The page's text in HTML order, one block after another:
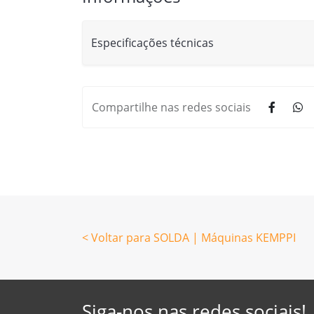
Especificações técnicas
Compartilhe nas redes sociais
< Voltar para SOLDA | Máquinas KEMPPI